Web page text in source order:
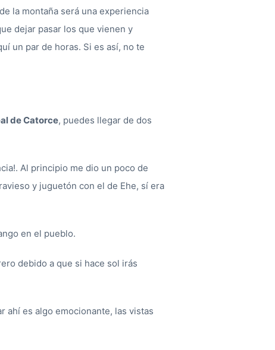
la montaña será una experiencia
dejar pasar los que vienen y
un par de horas. Si es así, no te
de Catorce, puedes llegar de dos
Al principio me dio un poco de
y juguetón con el de Ehe, sí era
en el pueblo.
debido a que si hace sol irás
ahí es algo emocionante, las vistas